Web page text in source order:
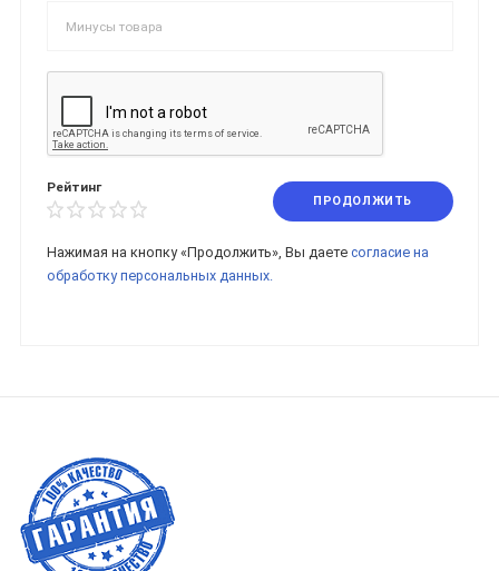
Рейтинг
ПРОДОЛЖИТЬ
Нажимая на кнопку «Продолжить», Вы даете согласие на
обработку персональных данных.